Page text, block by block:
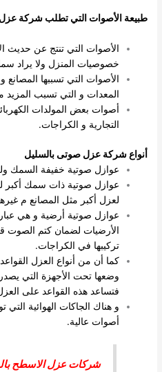
طبيعة الأصوات التي تطلب شركة
الأصوات التي تنتج عن حديث
خصوصيات المنزل ولا يراد
الأصوات التي تسببها
المعدات و التي تسبب المزيد
أصوات بعض المولدات
التجارية و الكراجات.
أنواع شركة عزل صوتى بالسليل
عوازل صوتية خفيفة السمك
عوازل صوتية ذات سمك أكبر
لعزل أكبر مثل المصانع م
عوازل صوتية أرضية و هي
الأرضيات لضمان كتم الصوت
تركيبها في الكراجات.
كما أن من أنواع العزل
وضعها تحت الأجهزة التي
فتساعد هذه القواعد على
و هناك الجاكات الهوائية
أصوات عالية.
شركات عزل الاسطح